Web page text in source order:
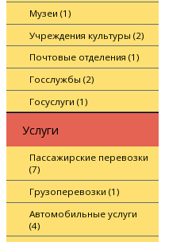
Музеи (1)
Учреждения культуры (2)
Почтовые отделения (1)
Госслужбы (2)
Госуслуги (1)
Услуги
Пассажирские перевозки
(7)
Грузоперевозки (1)
Автомобильные услуги
(4)